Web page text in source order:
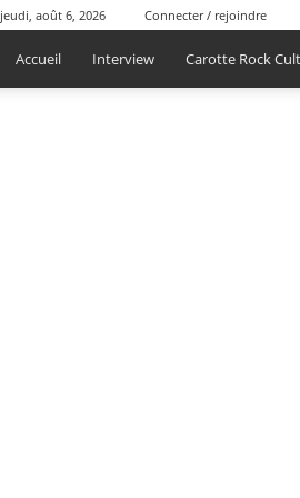
jeudi, août 6, 2026 Connecter / rejoindre
Accueil Interview Carotte Rock